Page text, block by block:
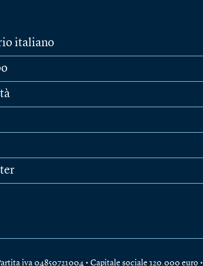
italiano
iva 04850721004 • Capitale sociale 120.000 euro •